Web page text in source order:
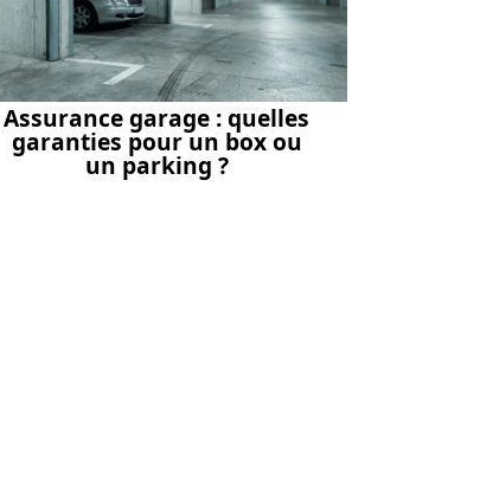
Assurance garage : quelles
garanties pour un box ou
un parking ?